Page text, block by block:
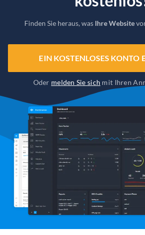
Finden Sie heraus, was Ihre Website
EIN KOSTENLOSES KONTO
Oder melden Sie sich mit Ihren